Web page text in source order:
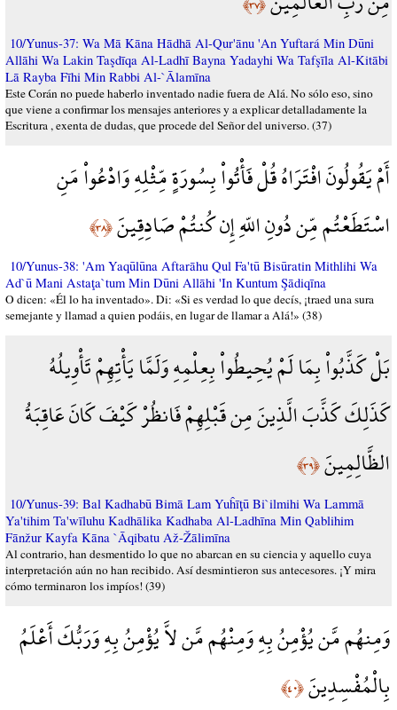
10/Yunus-37: Wa Mā Kāna Hādhā Al-Qur'ānu 'An Yuftará Min Dūni
Allāhi Wa Lakin Taşdīqa Al-Ladhī Bayna Yadayhi Wa Tafşīla Al-Kitābi
Lā Rayba Fīhi Min Rabbi Al-`Ālamīna
Este Corán no puede haberlo inventado nadie fuera de Alá. No sólo eso, sino
que viene a confirmar los mensajes anteriores y a explicar detalladamente la
Escritura , exenta de dudas, que procede del Señor del universo. (37)
أَمْ يَقُولُونَ افْتَرَاهُ قُلْ فَأْتُواْ بِسُورَةٍ مِّثْلِهِ وَادْعُواْ مَنِ
اسْتَطَعْتُم مِّن دُونِ اللّهِ إِن كُنتُمْ صَادِقِينَ﴿٣٨﴾
10/Yunus-38: 'Am Yaqūlūna Aftarāhu Qul Fa'tū Bisūratin Mithlihi Wa
Ad`ū Mani Astaţa`tum Min Dūni Allāhi 'In Kuntum Şādiqīna
O dicen: «Él lo ha inventado». Di: «Si es verdad lo que decís, ¡traed una sura
semejante y llamad a quien podáis, en lugar de llamar a Alá!» (38)
بَلْ كَذَّبُواْ بِمَا لَمْ يُحِيطُواْ بِعِلْمِهِ وَلَمَّا يَأْتِهِمْ تَأْوِيلُهُ
كَذَلِكَ كَذَّبَ الَّذِينَ مِن قَبْلِهِمْ فَانظُرْ كَيْفَ كَانَ عَاقِبَةُ
الظَّالِمِينَ﴿٣٩﴾
10/Yunus-39: Bal Kadhabū Bimā Lam Yuĥīţū Bi`ilmihi Wa Lammā
Ya'tihim Ta'wīluhu Kadhālika Kadhaba Al-Ladhīna Min Qablihim
Fānžur Kayfa Kāna `Āqibatu Až-Žālimīna
Al contrario, han desmentido lo que no abarcan en su ciencia y aquello cuya
interpretación aún no han recibido. Así desmintieron sus antecesores. ¡Y mira
cómo terminaron los impíos! (39)
وَمِنهُم مَّن يُؤْمِنُ بِهِ وَمِنْهُم مَّن لاَّ يُؤْمِنُ بِهِ وَرَبُّكَ أَعْلَمُ
بِالْمُفْسِدِينَ﴿٤٠﴾